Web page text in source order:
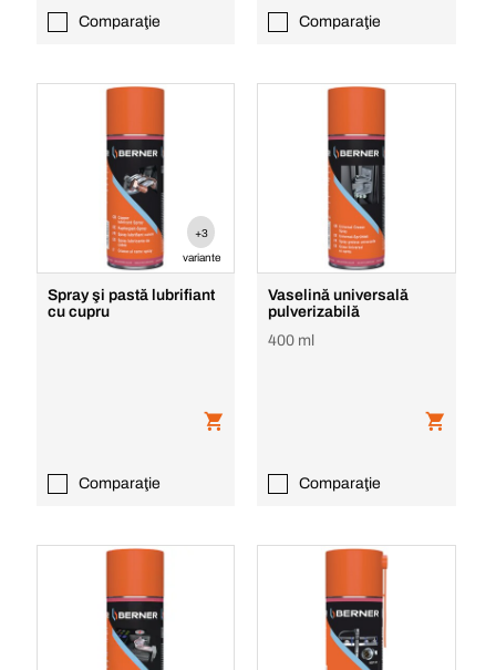
Comparaţie Comparaţie
+3
variante
Spray şi pastă lubrifiant
cu cupru
Comparaţie
Vaselină universală
pulverizabilă
400 ml
Comparaţie